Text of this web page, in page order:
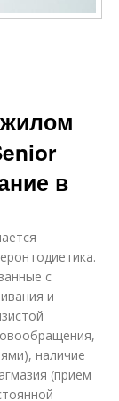
в
с
и
наличие
(прием